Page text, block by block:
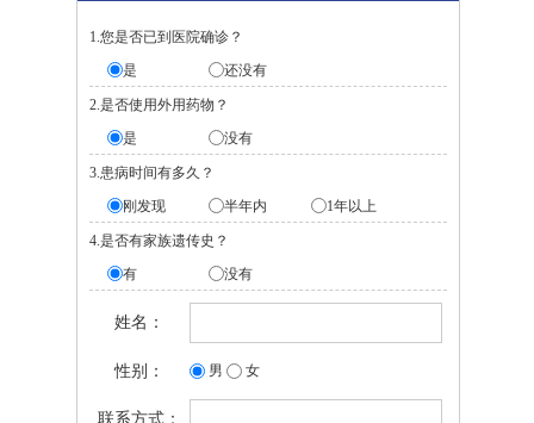
1.您是否已到医院确诊？
是
还没有
2.是否使用外用药物？
是
没有
3.患病时间有多久？
刚发现
半年内 1年以上
4.是否有家族遗传史？
有
没有
姓名：
性别： 男 女
联系方式：